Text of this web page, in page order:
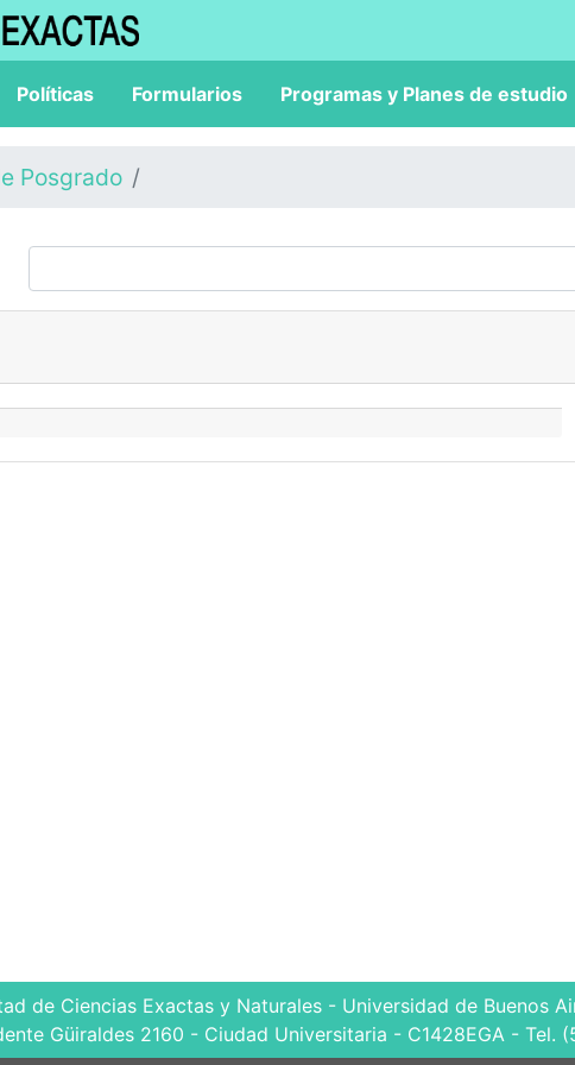
Políticas Formularios Programas y Planes de estudio
Posgrado
de Ciencias Exactas y Naturales - Universidad de Buenos
Güiraldes 2160 - Ciudad Universitaria - C1428EGA - Tel.